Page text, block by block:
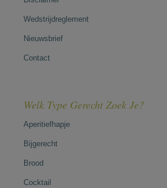
Wedstrijdreglement
Nieuwsbrief
Contact
Welk Type Gerecht Zoek Je?
Aperitiefhapje
Bijgerecht
Brood
Cocktail